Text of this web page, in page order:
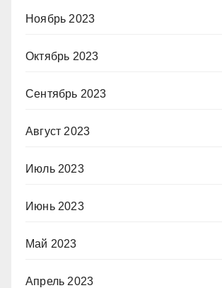
Ноябрь 2023
Октябрь 2023
Сентябрь 2023
Август 2023
Июль 2023
Июнь 2023
Май 2023
Апрель 2023